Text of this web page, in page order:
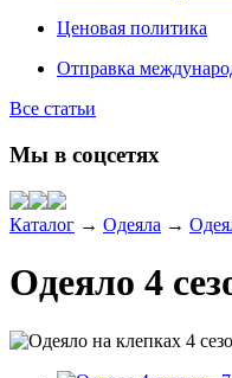
Ценовая политика
Отправка
Все статьи
Мы в соцсетях
Каталог → Одеяла →
Одеяло 4